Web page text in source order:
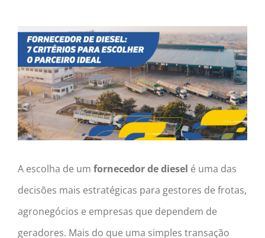
View
Larger
Image
A escolha de um fornecedor de diesel é uma das
decisões mais estratégicas para gestores de frotas,
agronegócios e empresas que dependem de
geradores. Mais do que uma simples transação